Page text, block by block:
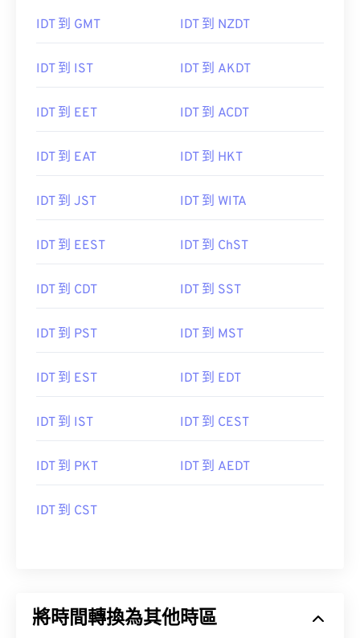
IDT 到 GMT IDT 到 NZDT
IDT 到 IST IDT 到 AKDT
IDT 到 EET IDT 到 ACDT
IDT 到 EAT IDT 到 HKT
IDT 到 JST IDT 到 WITA
IDT 到 EEST IDT 到 ChST
IDT 到 CDT IDT 到 SST
IDT 到 PST IDT 到 MST
IDT 到 EST IDT 到 EDT
IDT 到 IST IDT 到 CEST
IDT 到 PKT IDT 到 AEDT
IDT 到 CST
將時間轉換為其他時區